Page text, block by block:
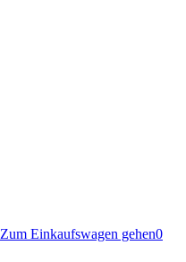
Zum Einkaufswagen gehen0